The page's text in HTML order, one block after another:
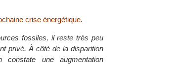
crise énergétique.
fossiles, il reste très peu
privé. À côté de la disparition
constate une augmentation